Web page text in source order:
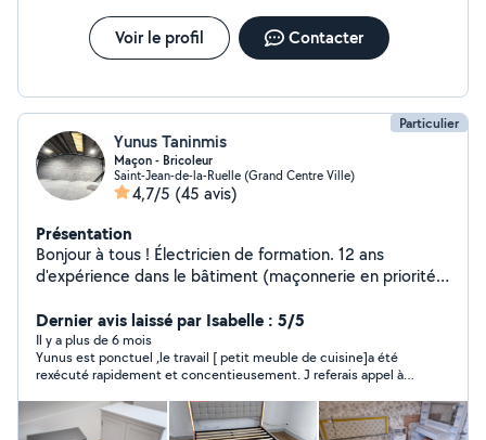
Voir le profil Contacter
Particulier
Yunus Taninmis
Maçon - Bricoleur
Saint-Jean-de-la-Ruelle (Grand Centre Ville)
4,7/5 (45 avis)
Présentation
Bonjour à tous ! Électricien de formation. 12 ans
d'expérience dans le bâtiment (maçonnerie en priorité,
polyvalent pour tous les petits travaux du quotidien. Je
propose mes services à Orléans et alentours. Électricité
légère : pose de prises/interrupteurs/luminaires,
détecteurs de fumée, petits dépannages (non-consuel,
installations standards). Maçonnerie : scellement
poteaux clôture, rebouchage trous/fissures, petites
Dernier avis laissé par Isabelle : 5/5
Il y a plus de 6 mois
Yunus est ponctuel ,le travail [ petit meuble de cuisine]a été
rexécuté rapidement et concentieusement. J referais appel à